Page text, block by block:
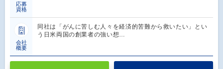
応募
資格
会社
概要
同社は「がんに苦しむ人々を経済的苦難から救いたい」とい
う日米両国の創業者の強い想…